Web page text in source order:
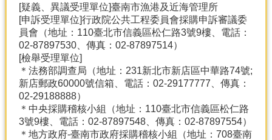
[疑義、異議受理單位]臺南市漁港及近海管理所
[申訴受理單位]行政院公共工程委員會採購申訴審議委
員會（地址：110臺北市信義區松仁路3號9樓、電話：
02-87897530、傳真：02-87897514）
[檢舉受理單位]
＊法務部調查局（地址：231新北市新店區中華路74號;
新店郵政60000號信箱、電話：02-29177777、傳真：
02-29188888）
＊中央採購稽核小組（地址：110臺北市信義區松仁路
3號9樓、電話：02-87897548、傳真：02-87897554）
＊地方政府-臺南市政府採購稽核小組（地址：708臺南